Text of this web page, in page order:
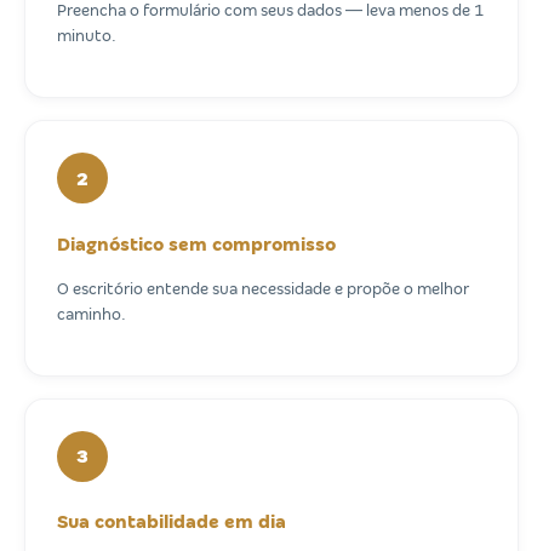
Preencha o formulário com seus dados — leva menos de 1
minuto.
2
Diagnóstico sem compromisso
O escritório entende sua necessidade e propõe o melhor
caminho.
3
Sua contabilidade em dia